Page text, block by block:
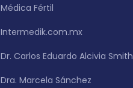
Médica Fértil
Intermedik.com.mx
Dr. Carlos Eduardo Alcivia Smith
Dra. Marcela Sánchez